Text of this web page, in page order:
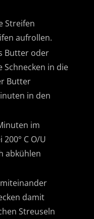
Streifen
aufrollen.
Butter oder
Schnecken in die
Butter
in den
im
C O/U
abkühlen
damit
Streuseln